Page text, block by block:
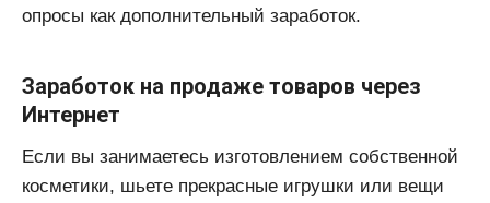
опросы как дополнительный заработок.
Заработок на продаже товаров через
Интернет
Если вы занимаетесь изготовлением собственной
косметики, шьете прекрасные игрушки или вещи